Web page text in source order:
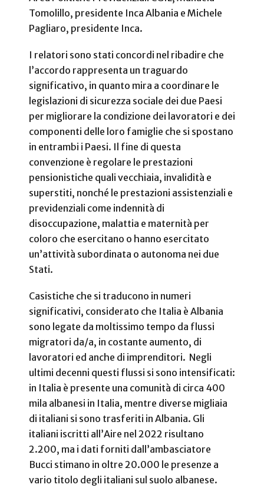
Tomolillo, presidente Inca Albania e Michele
Pagliaro, presidente Inca.
I relatori sono stati concordi nel ribadire che
l’accordo rappresenta un traguardo
significativo, in quanto mira a coordinare le
legislazioni di sicurezza sociale dei due Paesi
per migliorare la condizione dei lavoratori e dei
componenti delle loro famiglie che si spostano
in entrambi i Paesi. Il fine di questa
convenzione è regolare le prestazioni
pensionistiche quali vecchiaia, invalidità e
superstiti, nonché le prestazioni assistenziali e
previdenziali come indennità di
disoccupazione, malattia e maternità per
coloro che esercitano o hanno esercitato
un’attività subordinata o autonoma nei due
Stati.
Casistiche che si traducono in numeri
significativi, considerato che Italia è Albania
sono legate da moltissimo tempo da flussi
migratori da/a, in costante aumento, di
lavoratori ed anche di imprenditori. Negli
ultimi decenni questi flussi si sono intensificati:
in Italia è presente una comunità di circa 400
mila albanesi in Italia, mentre diverse migliaia
di italiani si sono trasferiti in Albania. Gli
italiani iscritti all’Aire nel 2022 risultano
2.200, ma i dati forniti dall’ambasciatore
Bucci stimano in oltre 20.000 le presenze a
vario titolo degli italiani sul suolo albanese.